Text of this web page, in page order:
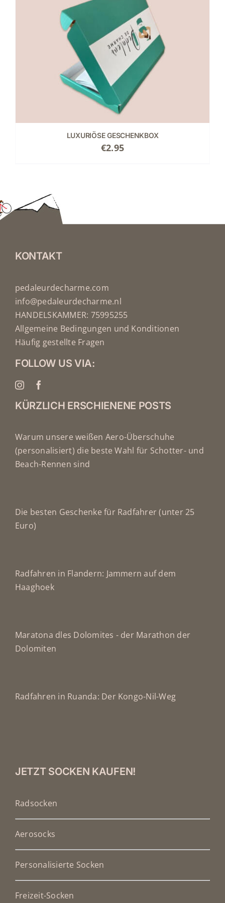
LUXURIÖSE GESCHENKBOX
€2.95
KONTAKT
pedaleurdecharme.com
info@pedaleurdecharme.nl
HANDELSKAMMER: 75995255
Allgemeine Bedingungen und Konditionen
Häufig gestellte Fragen
FOLLOW US VIA:
KÜRZLICH ERSCHIENENE POSTS
Warum unsere weißen Aero-Überschuhe
(personalisiert) die beste Wahl für Schotter- und
Beach-Rennen sind
Die besten Geschenke für Radfahrer (unter 25
Euro)
Radfahren in Flandern: Jammern auf dem
Haaghoek
Maratona dles Dolomites - der Marathon der
Dolomiten
Radfahren in Ruanda: Der Kongo-Nil-Weg
JETZT SOCKEN KAUFEN!
Radsocken
Aerosocks
Personalisierte Socken
Freizeit-Socken